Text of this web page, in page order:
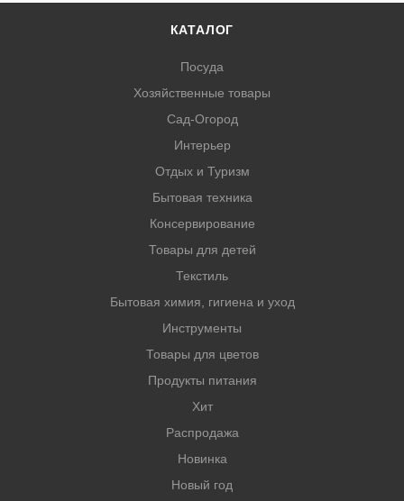
КАТАЛОГ
Посуда
Хозяйственные товары
Сад-Огород
Интерьер
Отдых и Туризм
Бытовая техника
Консервирование
Товары для детей
Текстиль
Бытовая химия, гигиена и уход
Инструменты
Товары для цветов
Продукты питания
Хит
Распродажа
Новинка
Новый год